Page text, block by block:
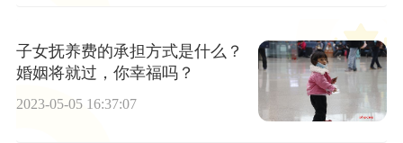
子女抚养费的承担方式是什么？
婚姻将就过，你幸福吗？
2023-05-05 16:37:07